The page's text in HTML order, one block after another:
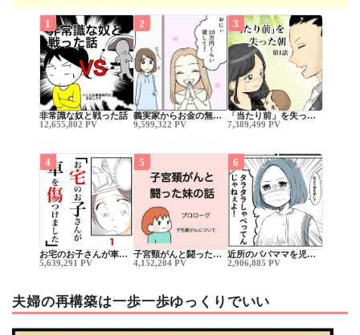
1
非常識な奴と戦った話
12,655,802 PV
2
義実家からお金の無…
9,599,322 PV
3
「当たり前」を失っ…
7,389,499 PV
4
お宅のお子さんが車…
5,639,291 PV
5
子宮頸がんと闘った…
4,152,204 PV
6
近所のパパママを児…
2,906,885 PV
夫婦の再構築は一歩一歩ゆっくりでいい